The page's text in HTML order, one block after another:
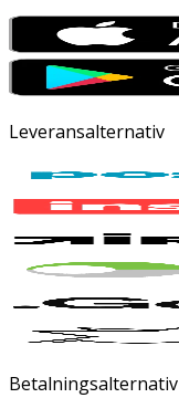
Leveransalternativ
Betalningsalternativ